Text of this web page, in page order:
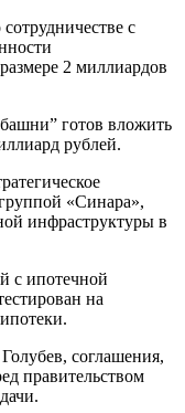
с
2 миллиардов
готов вложить
рублей.
«Синара»,
инфраструктуры в
с ипотечной
на
соглашения,
правительством